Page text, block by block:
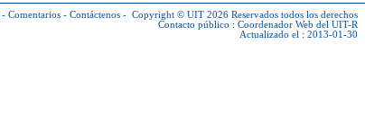
- Comentarios - Contáctenos - Copyright © UIT 2026 Reservados todos los derechos
Contacto público : Coordenador Web del UIT-R
Actualizado el : 2013-01-30